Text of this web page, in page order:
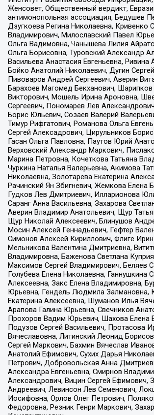
Женсовет, Общественный вердикт,
антимонопольная ассоциация, Бедушев
Дзугкоева Регина Николаевна, Кривенко
Владимирович, Милославский Павел
Ольга Вадимовна, Чанышева Лилия
Ольга Борисовна, Туровский Александр
Васильева Анастасия Евгеньевна, Ривина
Бойко Анатолий Николаевич, Дугин
Пивоваров Андрей Сергеевич, Аверин
Барахоев Магомед Бекханович, Шарипков
Викторович, Мошель Ирина Ароновна,
Сергеевич, Пономарев Лев
Борис Юльевич, Созаев Валерий
Тимур Рифгатович, Романова Ольга
Сергей Алексадрович, Цирульников
Гасан Ольга Павловна, Паутов Юрий
Верховский Александр Маркович,
Марина Петровна, Кочеткова Татьяна
Чуркина Наталья Валерьевна, Акимова
Николаевна, Золотарева Екатерина
Рачинский Ян Збигневич, Жемкова Елена
Гудков Лев Дмитриевич, Илларионова
Саранг Анна Васильевна, Захарова
Аверин Владимир Анатольевич, Щур
Щур Николай Алексеевич, Блинушов
Мосин Алексей Геннадьевич, Гефтер
Симонов Алексей Кириллович, Флиге
Мельникова Валентина Дмитриевна,
Владимировна, Баженова Светлана
Максимов Сергей Владимирович, Беляев
Голубева Елена Николаевна, Ганнушкина
Алексеевна, Закс Елена Владимировна,
Юрьевна, Гендель Людмила Залмановна,
Екатерина Алексеевна, Шуманов Илья
Арапова Галина Юрьевна, Свечников
Прохоров Вадим Юрьевич, Шахова Елена
Подузов Сергей Васильевич, Протасова
Вячеславовна, Литинский Леонид
Сергей Маркович, Бахмин Вячеслав
Анатолий Ефимович, Сухих Дарья
Петрович, Добровольская Анна
Александра Евгеньевна, Смирнов
Александрович, Вицин Сергей Ефимович,
Андреевич, Левинсон Лев Семенович,
Иосифовна, Орлов Олег Петрович,
Федоровна, Резник Генри Маркович,